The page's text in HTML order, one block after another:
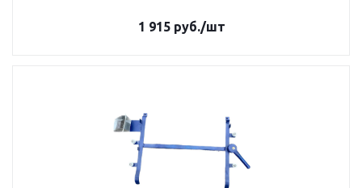
1 915руб./шт